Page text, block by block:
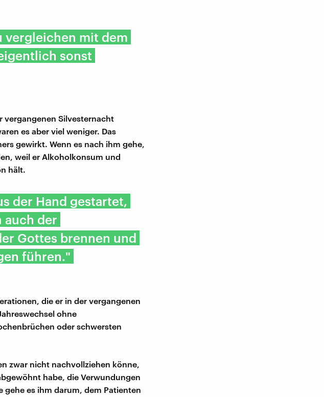
vergleichen mit dem
sonst
vergangenen Silvesternacht
es aber viel weniger. Das
gewirkt. Wenn es nach ihm gehe,
weil er Alkoholkonsum und
hält.
der Hand gestartet,
auch der
Gottes brennen und
führen."
die er in der vergangenen
ohne
oder schwersten
zwar nicht nachvollziehen könne,
habe, die Verwundungen
es ihm darum, dem Patienten